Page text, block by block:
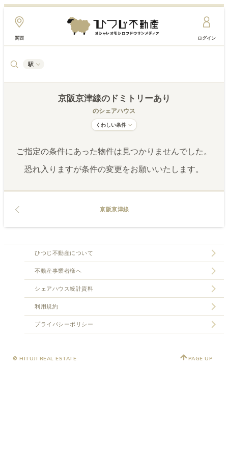
関西 ログイン
駅
京阪京津線のドミトリーあり
のシェアハウス
くわしい条件
ご指定の条件にあった物件は見つかりませんでした。
恐れ入りますが条件の変更をお願いいたします。
京阪京津線
ひつじ不動産について
不動産事業者様へ
シェアハウス統計資料
利用規約
プライバシーポリシー
© HITUJI REAL ESTATE PAGE UP